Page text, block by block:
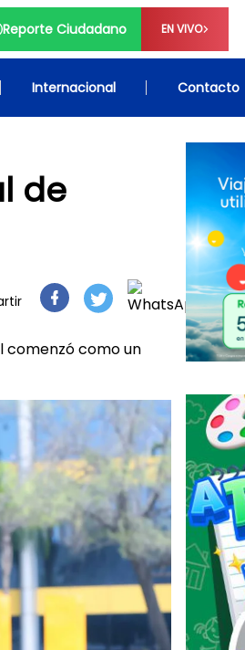
Reporte Ciudadano EN VIVO
Internacional Contacto
de
comenzó como un